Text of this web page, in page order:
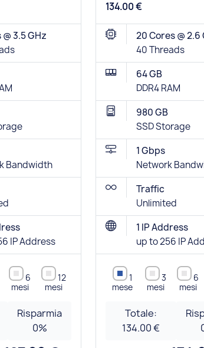
3.5 GHz
Bandwidth
IP Address
6
mesi
12
mesi
Risparmia
0%
134.00 €
20 Cores @ 2.6
40 Threads
64 GB
DDR4 RAM
980 GB
SSD Storage
1 Gbps
Network
Traffic
Unlimited
1 IP Address
up to 256 IP
1
mese
3
mesi
6
mesi
Totale:
134.00 €